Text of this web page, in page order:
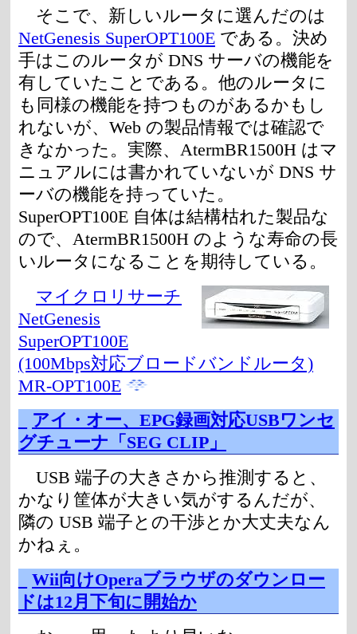
そこで、新しいルータに選んだのは
NetGenesis SuperOPT100E である。決め
手はこのルータが DNS サーバの機能を
有していたことである。他のルータに
も同様の機能を持つものがあるかもし
れないが、Web の製品情報では確認で
きなかった。実際、AtermBR1500H はマ
ニュアルには書かれていないが DNS サ
ーバの機能を持っていた。
SuperOPT100E 自体は結構枯れた製品な
ので、AtermBR1500H のような寿命の長
いルータになることを期待している。
マイクロリサーチ
NetGenesis
SuperOPT100E
(100Mbps対応ブロードバンドルータ)
MR-OPT100E
アイ・オー、EPG録画対応USBワンセ
グチューナ「SEG CLIP」
USB 端子の大きさから推測すると、
かなり筐体が大きい気がするんだが、
隣の USB 端子との干渉とか大丈夫なん
かねぇ。
Wii向けOperaブラウザのダウンロー
ドは12月下旬に開始か